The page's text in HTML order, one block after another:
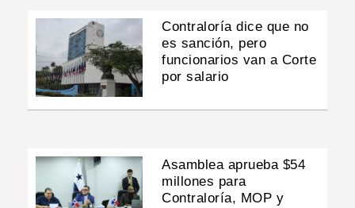
Contraloría dice que no
es sanción, pero
funcionarios van a Corte
por salario
Asamblea aprueba $54
millones para
Contraloría, MOP y